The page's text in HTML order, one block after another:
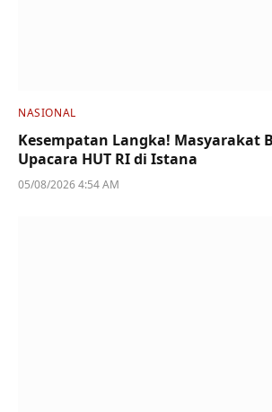
NASIONAL
Kesempatan Langka! Masyarakat
Upacara HUT RI di Istana
05/08/2026 4:54 AM